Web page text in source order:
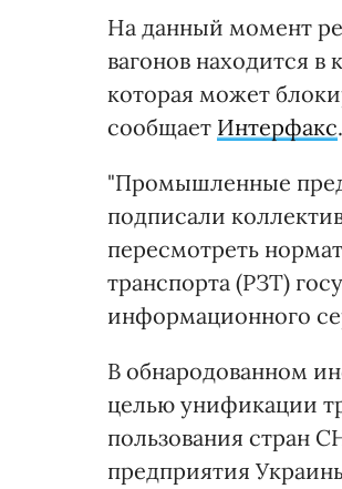
На данный момент
вагонов находится
которая может
сообщает Интерфакс.
"Промышленные
подписали
пересмотреть
транспорта (РЗТ)
информационного
В обнародованном
целью унификации
пользования стран
предприятия